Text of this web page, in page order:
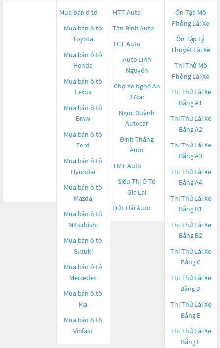
Mua bán ô tô
Mua bán ô tô
Toyota
Mua bán ô tô
Honda
Mua bán ô tô
Lexus
Mua bán ô tô
Bmw
Mua bán ô tô
Ford
Mua bán ô tô
Hyundai
Mua bán ô tô
Mazda
Mua bán ô tô
Mitsubishi
Mua bán ô tô
Suzuki
Mua bán ô tô
Mercedes
Mua bán ô tô
Kia
Mua bán ô tô
Vinfast
HTT Auto
Tân Bình Auto
TCT Auto
Auto Linh
Nguyên
Chợ Xe Nghệ An
37car
Ngọc Quỳnh
Autocar
Đinh Thắng
Auto
TMT Auto
Siêu Thị Ô Tô
Gia Lai
Đức Hải Auto
Ôn Tập Mô
Phỏng Lái Xe
Ôn Tập Lý
Thuyết Lái Xe
Thi Thử Mô
Phỏng Lái Xe
Thi Thử Lái Xe
Bằng A1
Thi Thử Lái Xe
Bằng A2
Thi Thử Lái Xe
Bằng A3
Thi Thử Lái Xe
Bằng A4
Thi Thử Lái Xe
Bằng B1
Thi Thử Lái Xe
Bằng B2
Thi Thử Lái Xe
Bằng C
Thi Thử Lái Xe
Bằng D
Thi Thử Lái Xe
Bằng E
Thi Thử Lái Xe
Bằng F